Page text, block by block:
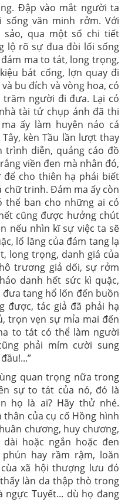
Đập vào mắt người ta
văn minh rởm. Với
sảo, qua một số chi tiết
lộ rõ sự đua đòi lối sống
ma to tát, long trọng,
bát cống, lợn quay đi
bu đích và vòng hoa, có
người đi đưa. Lại có
tài tử chụp ảnh đã thi
ấy làm huyên náo cả
kèn Tầu lần lượt thay
trình diễn, quảng cáo đồ
viền đen mà nhân đó,
để cho thiên hạ phải biết
chữ trinh. Đám ma ấy còn
thể ban cho những ai có
cũng được hưởng chút
nếu nhìn kĩ sự việc ta sẽ
lố lăng của đám tang lạ
long trọng, danh giá của
trương giả dối, sự rởm
danh hết sức kì quặc,
tang hổ lốn đến buồn
được, tác giả đã phải hạ
trọn vẹn sự mỉa mai đến
to tát có thể làm người
phải mím cười sung
quan trọng nữa trong
sự to tát của nó, đó là
họ là ai? Hãy thử nhé.
của cụ cố Hồng hình
chương, huy chương,
hoặc ngắn hoặc đen
hay rầm rậm, loăn
xã hội thượng lưu đó
làn da thập thò trong
ngực Tuyết... dù họ đang